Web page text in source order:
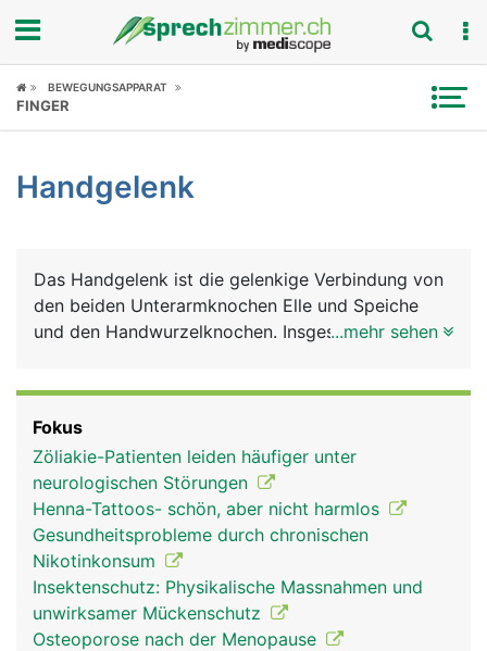
Fokus
Symptome
News
Rubriken
BEWEGUNGSAPPARAT
FINGER
Handgelenk
Das Handgelenk ist die gelenkige Verbindung von
den beiden Unterarmknochen Elle und Speiche
und den Handwurzelknochen. Insgesamt gibt es 8
überzogen und werden von Bändern
zusammengehalten. Weitere feste Bänder
verbinden die Handwurzelknochen mit der Elle und
Speiche und stabilisieren das Handgelenk. Durch
den Handwurzelkanal (Karpaltunnel) laufen Nerven
sowie die Muskelsehnen der Unterarmmuskeln, mit
denen die Finger bewegt werden.
...mehr sehen
Fokus
Zöliakie-Patienten leiden häufiger unter
neurologischen Störungen
Henna-Tattoos- schön, aber nicht harmlos
Gesundheitsprobleme durch chronischen
Nikotinkonsum
Insektenschutz: Physikalische Massnahmen und
unwirksamer Mückenschutz
Osteoporose nach der Menopause